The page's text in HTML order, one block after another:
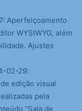
Aperfeiçoamento
WYSIWYG, além
Ajustes
02-29:
edição visual
pela
"Sala de